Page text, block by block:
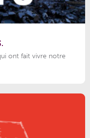
ont fait vivre notre